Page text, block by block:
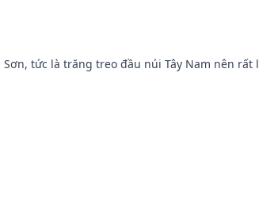
tức là trăng treo đầu núi Tây Nam nên rất